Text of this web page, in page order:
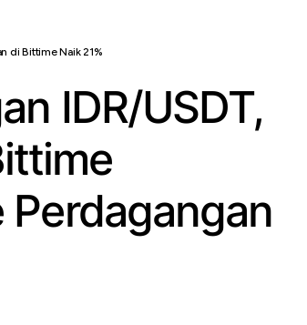
IDR/USDT, Presiden Direktur Bittime
di Bittime Naik 21%
IDR/USDT,
Perdagangan